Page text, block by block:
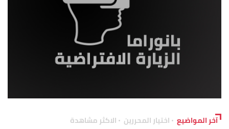
آخر المواضيع اختيار المحررين الاكثر مشاهدة